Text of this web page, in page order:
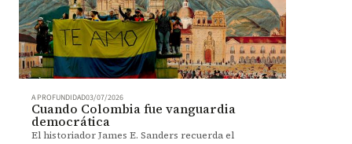
A PROFUNDIDAD03/07/2026
Cuando Colombia fue vanguardia
democrática
El historiador James E. Sanders recuerda el